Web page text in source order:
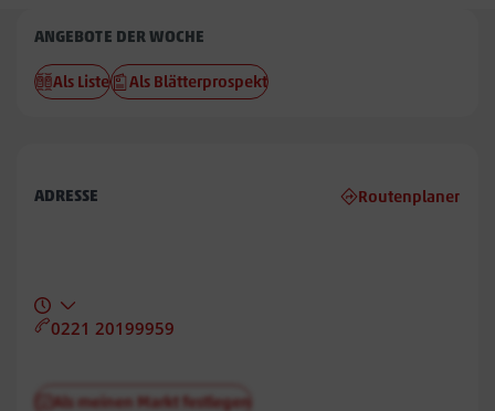
Penny
Am
Gries
ANGEBOTE DER WOCHE
Als Liste Als Blätterprospekt
ADRESSE Routenplaner
0221 20199959
Als meinen Markt festlegen